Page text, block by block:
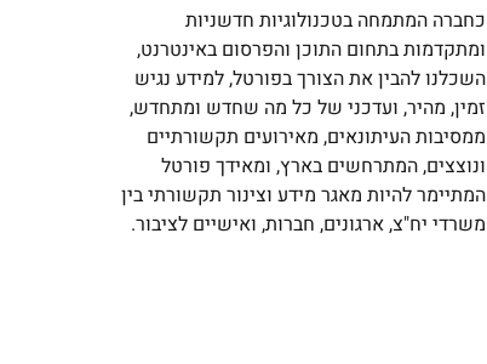
כחברה המתמחה בטכנולוגיות חדשניות
ומתקדמות בתחום התוכן והפרסום באינטרנט,
השכלנו להבין את הצורך בפורטל, למידע נגיש
זמין, מהיר, ועדכני של כל מה שחדש ומתחדש,
ממסיבות העיתונאים, מאירועים תקשורתיים
ונוצצים, המתרחשים בארץ, ומאידך פורטל
המתיימר להיות מאגר מידע וצינור תקשורתי בין
משרדי יח"צ, ארגונים, חברות, ואישיים לציבור.